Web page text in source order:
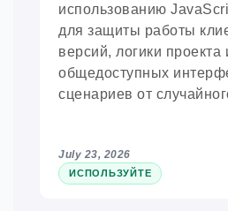
использованию
для защиты работы
версий, логики проекта
общедоступных
сценариев от
July 23, 2026
ИСПОЛЬЗУЙТЕ